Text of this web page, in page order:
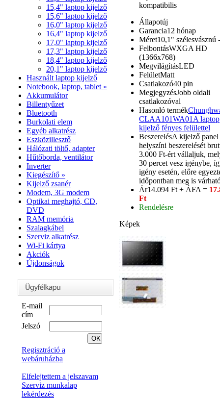
15,4" laptop kijelző
15,6" laptop kijelző
16,0" laptop kijelző
16,4" laptop kijelző
17,0" laptop kijelző
17,3" laptop kijelző
18,4" laptop kijelző
20,1" laptop kijelző
Használt laptop kijelző
Notebook, laptop, tablet »
Akkumulátor
Billentyűzet
Bluetooth
Burkolati elem
Egyéb alkatrész
Eszközillesztő
Hálózati töltő, adapter
Hűtőborda, ventilátor
Inverter
Kiegészítő »
Kijelző zsanér
Modem, 3G modem
Optikai meghajtó, CD,
DVD
RAM memória
Szalagkábel
Szerviz alkatrész
Wi-Fi kártya
Akciók
Újdonságok
E-mail
cím
Jelszó
Regisztráció a
webáruházba
Elfelejtettem a jelszavam
Szerviz munkalap
lekérdezés
kompatibilis
Állapotúj
Garancia12 hónap
Méret10,1" szélesvásznú
FelbontásWXGA HD
(1366x768)
MegvilágításLED
FelületMatt
Csatlakozó40 pin
MegjegyzésJobb oldali
csatlakozóval
Hasonló termék
CLAA101WA01A laptop
kijelző fényes felülettel
BeszerelésA kijelző panel
helyszíni beszerelését
3.000 Ft-ért vállaljuk,
30 percet vesz igénybe,
igény esetén, előre
időpontban meg is
Ár14.094 Ft + ÁFA =
Ft
Rendelésre
Képek